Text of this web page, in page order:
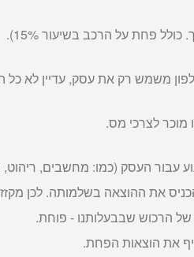
פחת על הרכב בשיעור 15%).
משמש רק את עסק, עדיין לא כל
עבור העסק (כמו: מחשבים,
את ההוצאה בשלמותה. לכן
של הרכוש שבבעלותנו - פוחת.
את הוצאות הפחת.